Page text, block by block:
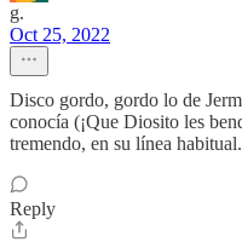
g.
Oct 25, 2022
Disco gordo, gordo lo de
conocía (¡Que Diosito les
tremendo, en su línea habitual.
Reply